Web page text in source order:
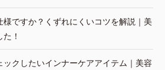
ですか？くずれにくいコツを解説｜美
！
クしたいインナーケアアイテム｜美容